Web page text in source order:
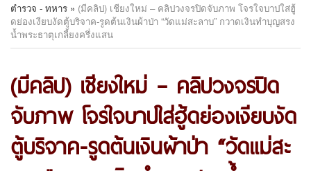
ตำรวจ - ทหาร » (มีคลิป) เชียงใหม่ – คลิปวงจรปิดจับภาพ โจรใจบาปใส่ฮู้
ดย่องเงียบงัดตู้บริจาค-รูดต้นเงินผ้าป่า “วัดแม่สะลาบ” กวาดเงินทำบุญสรง
น้ำพระธาตุเกลี้ยงครึ่งแสน
(มีคลิป) เชียงใหม่ – คลิปวงจรปิด
จับภาพ โจรใจบาปใส่ฮู้ดย่องเงียบงัด
ตู้บริจาค-รูดต้นเงินผ้าป่า “วัดแม่สะ